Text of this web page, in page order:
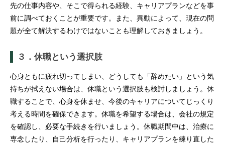
先の仕事内容や、そこで得られる経験、キャリアプランなどを事
前に調べておくことが重要です。また、異動によって、現在の問
題が全て解決するわけではないことも理解しておきましょう。
３．休職という選択肢
心身ともに疲れ切ってしまい、どうしても「辞めたい」という気
持ちが拭えない場合は、休職という選択肢も検討しましょう。休
職することで、心身を休ませ、今後のキャリアについてじっくり
考える時間を確保できます。休職を希望する場合は、会社の規定
を確認し、必要な手続きを行いましょう。休職期間中は、治療に
専念したり、自己分析を行ったり、キャリアプランを練り直した